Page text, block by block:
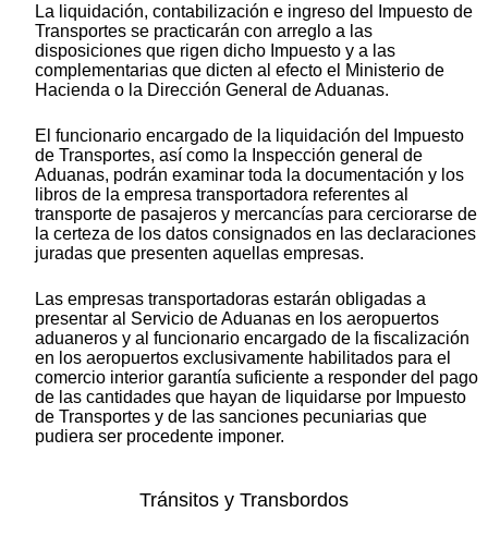
La liquidación, contabilización e ingreso del Impuesto de
Transportes se practicarán con arreglo a las
disposiciones que rigen dicho Impuesto y a las
complementarias que dicten al efecto el Ministerio de
Hacienda o la Dirección General de Aduanas.
El funcionario encargado de la liquidación del Impuesto
de Transportes, así como la Inspección general de
Aduanas, podrán examinar toda la documentación y los
libros de la empresa transportadora referentes al
transporte de pasajeros y mercancías para cerciorarse de
la certeza de los datos consignados en las declaraciones
juradas que presenten aquellas empresas.
Las empresas transportadoras estarán obligadas a
presentar al Servicio de Aduanas en los aeropuertos
aduaneros y al funcionario encargado de la fiscalización
en los aeropuertos exclusivamente habilitados para el
comercio interior garantía suficiente a responder del pago
de las cantidades que hayan de liquidarse por Impuesto
de Transportes y de las sanciones pecuniarias que
pudiera ser procedente imponer.
Tránsitos y Transbordos